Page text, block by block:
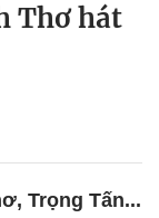
Thơ hát
Trọng Tấn...